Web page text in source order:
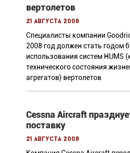
вертолетов
21 августа 2008
Специалисты компании
2008 год должен стать годом
использования систем HUMS
технического состояния
агрегатов) вертолетов
Cessna Aircraft
поставку
21 августа 2008